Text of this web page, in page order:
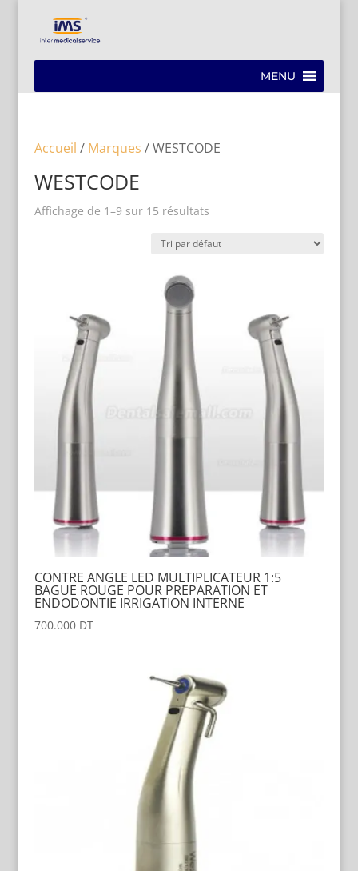
MENU
Accueil / Marques / WESTCODE
WESTCODE
Affichage de 1–9 sur 15 résultats
CONTRE ANGLE LED MULTIPLICATEUR 1:5
BAGUE ROUGE POUR PREPARATION ET
ENDODONTIE IRRIGATION INTERNE
700.000DT